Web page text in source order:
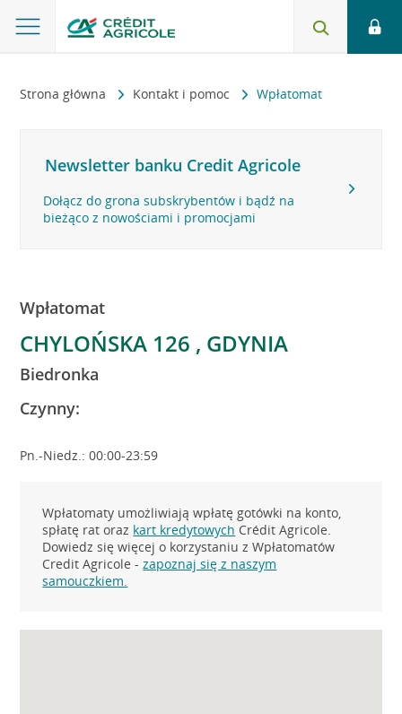
Strona główna Kontakt i pomoc Wpłatomat
Newsletter banku Credit Agricole
Dołącz do grona subskrybentów i bądź na
bieżąco z nowościami i promocjami
Wpłatomat
CHYLOŃSKA 126 , GDYNIA
Biedronka
Czynny:
Pn.-Niedz.: 00:00-23:59
Wpłatomaty umożliwiają wpłatę gotówki na konto,
spłatę rat oraz kart kredytowych Crédit Agricole.
Dowiedz się więcej o korzystaniu z Wpłatomatów
Credit Agricole -zapoznaj się z naszym
samouczkiem.